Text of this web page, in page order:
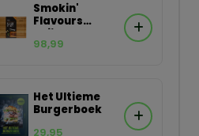
Smokin'
Flavours
Snijplank
Eikenhout
98,99
Het Ultieme
Burgerboek
29,95